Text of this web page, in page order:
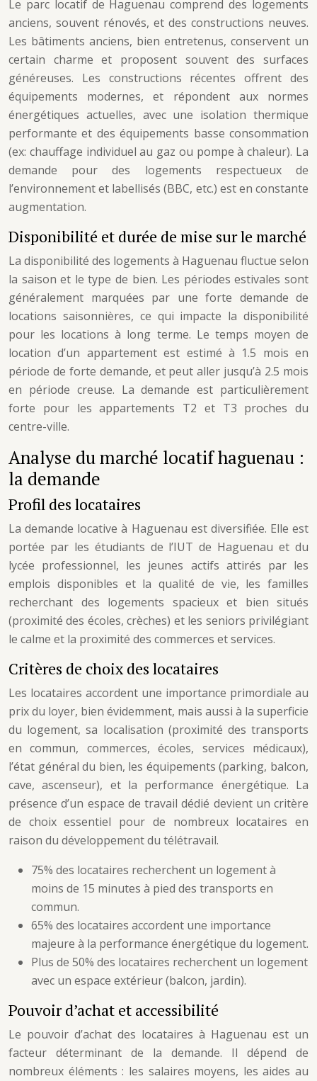
Le parc locatif de Haguenau comprend des logements
anciens, souvent rénovés, et des constructions neuves.
Les bâtiments anciens, bien entretenus, conservent un
certain charme et proposent souvent des surfaces
généreuses. Les constructions récentes offrent des
équipements modernes, et répondent aux normes
énergétiques actuelles, avec une isolation thermique
performante et des équipements basse consommation
(ex: chauffage individuel au gaz ou pompe à chaleur). La
demande pour des logements respectueux de
l’environnement et labellisés (BBC, etc.) est en constante
augmentation.
Disponibilité et durée de mise sur le marché
La disponibilité des logements à Haguenau fluctue selon
la saison et le type de bien. Les périodes estivales sont
généralement marquées par une forte demande de
locations saisonnières, ce qui impacte la disponibilité
pour les locations à long terme. Le temps moyen de
location d’un appartement est estimé à 1.5 mois en
période de forte demande, et peut aller jusqu’à 2.5 mois
en période creuse. La demande est particulièrement
forte pour les appartements T2 et T3 proches du
centre-ville.
Analyse du marché locatif haguenau :
la demande
Profil des locataires
La demande locative à Haguenau est diversifiée. Elle est
portée par les étudiants de l’IUT de Haguenau et du
lycée professionnel, les jeunes actifs attirés par les
emplois disponibles et la qualité de vie, les familles
recherchant des logements spacieux et bien situés
(proximité des écoles, crèches) et les seniors privilégiant
le calme et la proximité des commerces et services.
Critères de choix des locataires
Les locataires accordent une importance primordiale au
prix du loyer, bien évidemment, mais aussi à la superficie
du logement, sa localisation (proximité des transports
en commun, commerces, écoles, services médicaux),
l’état général du bien, les équipements (parking, balcon,
cave, ascenseur), et la performance énergétique. La
présence d’un espace de travail dédié devient un critère
de choix essentiel pour de nombreux locataires en
raison du développement du télétravail.
75% des locataires recherchent un logement à
moins de 15 minutes à pied des transports en
commun.
65% des locataires accordent une importance
majeure à la performance énergétique du logement.
Plus de 50% des locataires recherchent un logement
avec un espace extérieur (balcon, jardin).
Pouvoir d’achat et accessibilité
Le pouvoir d’achat des locataires à Haguenau est un
facteur déterminant de la demande. Il dépend de
nombreux éléments : les salaires moyens, les aides au